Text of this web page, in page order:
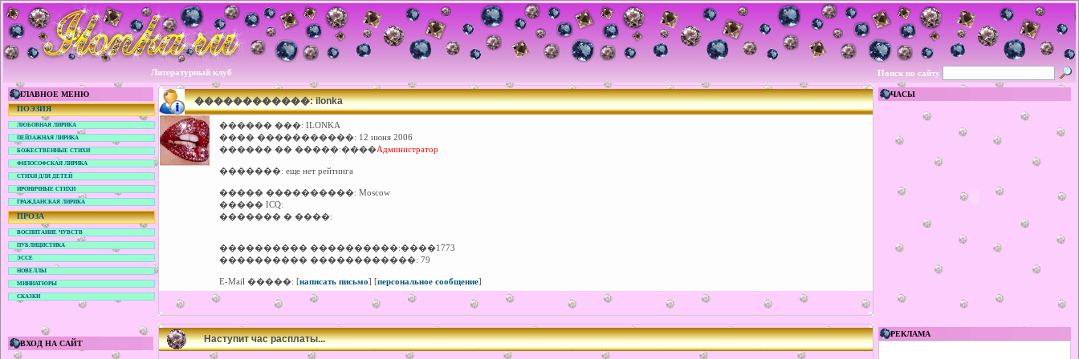
Литературный клуб Поиск по сайту
ГЛАВНОЕ МЕНЮ
ПОЭЗИЯ
ЛЮБОВНАЯ ЛИРИКА
ПЕЙЗАЖНАЯ ЛИРИКА
БОЖЕСТВЕННЫЕ СТИХИ
ФИЛОСОФСКАЯ ЛИРИКА
СТИХИ ДЛЯ ДЕТЕЙ
ИРОНИЧНЫЕ СТИХИ
ГРАЖДАНСКАЯ ЛИРИКА
ПРОЗА
ВОСПИТАНИЕ ЧУВСТВ
ПУБЛИЦИСТИКА
ЭССЕ
НОВЕЛЛЫ
МИНИАТЮРЫ
СКАЗКИ
ВХОД НА САЙТ
������������: ilonka
������ ���: ILONKA
���� �����������: 12 июня 2006
������ �� �����:����Администратор
�������: еще нет рейтинга
����� ����������: Мoscow
����� ICQ:
������� � ����:
���������� ����������:����1773
���������� ������������: 79
E-Mail �����: [написать письмо] [персональное сообщение]
Наступит час расплаты...
ЧАСЫ
РЕКЛАМА